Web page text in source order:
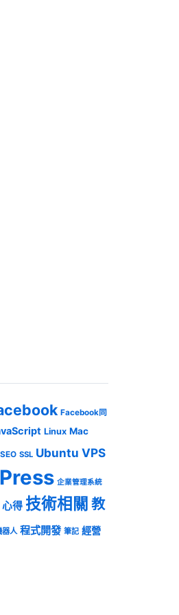
Facebook同
Linux Mac
SEO SSL Ubuntu VPS
企業管理系統
心得 技術相關 教
器人 程式開發 筆記 經營